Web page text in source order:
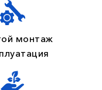
монтаж